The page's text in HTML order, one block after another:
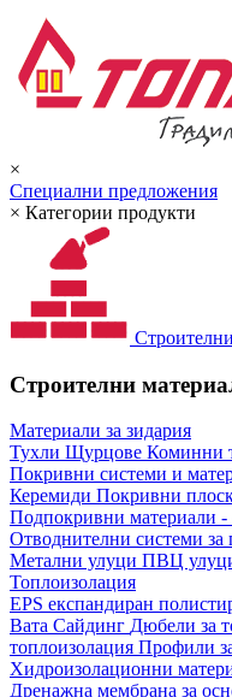
×
Специални предложения
× Категории продукти
Строителни
Материали за зидария
Тухли Щурцове Коминни
Покривни системи и
Керемиди Покривни
Подпокривни материали -
Отводнителни системи за
Метални улуци ПВЦ
Топлоизолация
EPS експандиран
Вата Сайдинг Дюбели за
топлоизолация Профили
Хидроизолационни
Дренажна мембрана за